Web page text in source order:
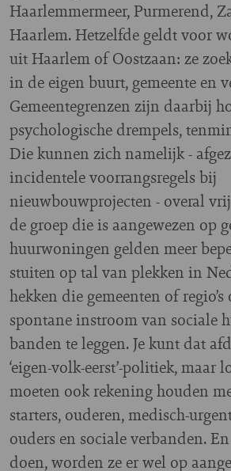
Haarlemmermeer, Purmerend,
Haarlem. Hetzelfde geldt voor
uit Haarlem of Oostzaan: ze
in de eigen buurt, gemeente en
Gemeentegrenzen zijn daarbij
psychologische drempels,
Die kunnen zich namelijk -
incidentele voorrangsregels bij
nieuwbouwprojecten - overal
de groep die is aangewezen op
huurwoningen gelden meer
stuiten op tal van plekken in
hekken die gemeenten of
spontane instroom van sociale
banden te leggen. Je kunt dat
‘eigen-volk-eerst’-politiek, maar
moeten ook rekening houden
starters, ouderen, medisch-
ouders en sociale verbanden.
doen, worden ze er wel op